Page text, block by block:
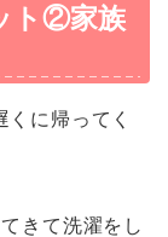
ト②家族
に帰ってく
きて洗濯をし